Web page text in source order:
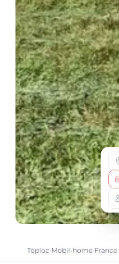
Toploc·Mobil-home·France·